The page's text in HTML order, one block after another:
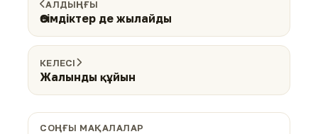
АЛДЫҢҒЫ
Өсімдіктер де жылайды
КЕЛЕСІ
Жалынды құйын
СОҢҒЫ МАҚАЛАЛАР